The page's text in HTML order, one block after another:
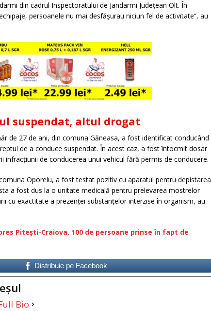
din cadrul Inspectoratului de Jandarmi Judeţean Olt. În
persoanele nu mai desfăşurau niciun fel de activitate”, au
suspendat, altul drogat
de 27 de ani, din comuna Găneasa, a fost identificat conducând
de a conduce suspendat. În acest caz, a fost întocmit dosar
infracţiunii de conducerea unui vehicul fără permis de conducere.
Oporelu, a fost testat pozitiv cu aparatul pentru depistarea
a fost dus la o unitate medicală pentru prelevarea mostrelor
cu exactitate a prezenţei substanţelor interzise în organism, au
Piteşti-Craiova. 100 de persoane prinse în fapt de
Distribuie pe Facebook
Bio